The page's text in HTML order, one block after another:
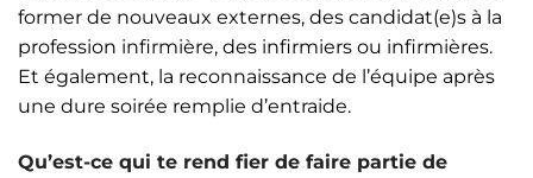
former de nouveaux externes, des candidat(e)s à la
profession infirmière, des infirmiers ou infirmières.
Et également, la reconnaissance de l’équipe après
une dure soirée remplie d’entraide.
Qu’est-ce qui te rend fier de faire partie de